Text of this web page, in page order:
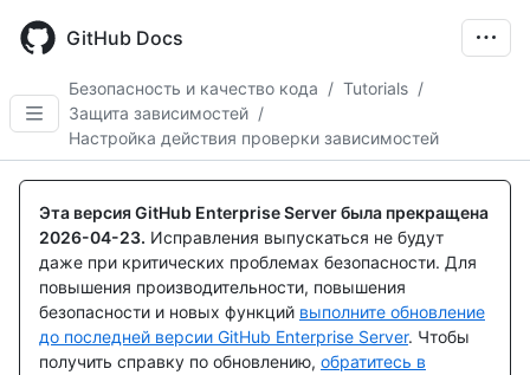
main
GitHub Docs
Безопасность и качество кода / Tutorials /
Защита зависимостей /
Настройка действия проверки зависимостей
Эта версия GitHub Enterprise Server была прекращена
2026-04-23. Исправления выпускаться не будут
даже при критических проблемах безопасности. Для
повышения производительности, повышения
безопасности и новых функций выполните обновление
до последней версии GitHub Enterprise Server. Чтобы
получить справку по обновлению, обратитесь в